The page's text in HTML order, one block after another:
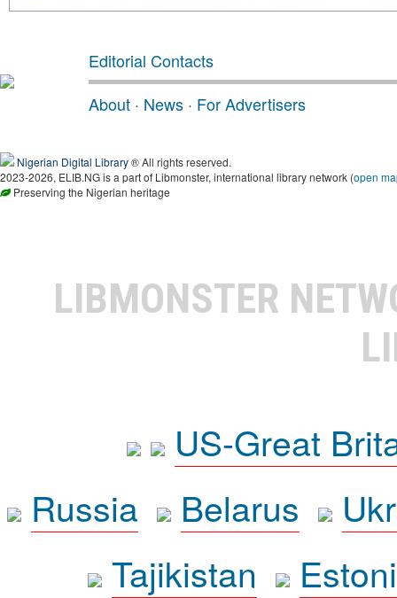
Editorial Contacts
About · News · For Advertisers
Nigerian Digital Library® All rights reserved.
2023-2026, ELIB.NG is a part of Libmonster, international library network (open
Preserving the Nigerian heritage
LIBMONSTER
US-Great
Russia
Belarus
Tajikistan